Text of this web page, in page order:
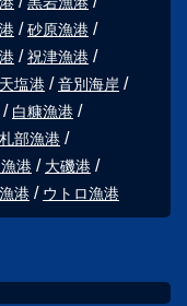
砂原漁港
祝津漁港
天塩港
音別海岸
白糠漁港
部漁港
港
大磯港
港 ウトロ漁港